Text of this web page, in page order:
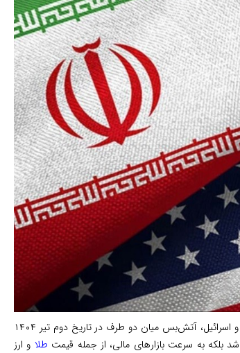
، پس از ۱۲ روز درگیری نظامی میان ایران و اسرائیل، آتش‌بس میان دو طرف در تاریخ دوم تیر ۱۴۰۴
به سرعت بازارهای مالی، از جمله قیمت طلا و ارز